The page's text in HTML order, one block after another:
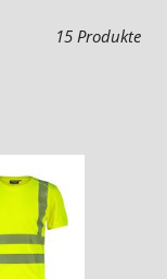
15 Produkte